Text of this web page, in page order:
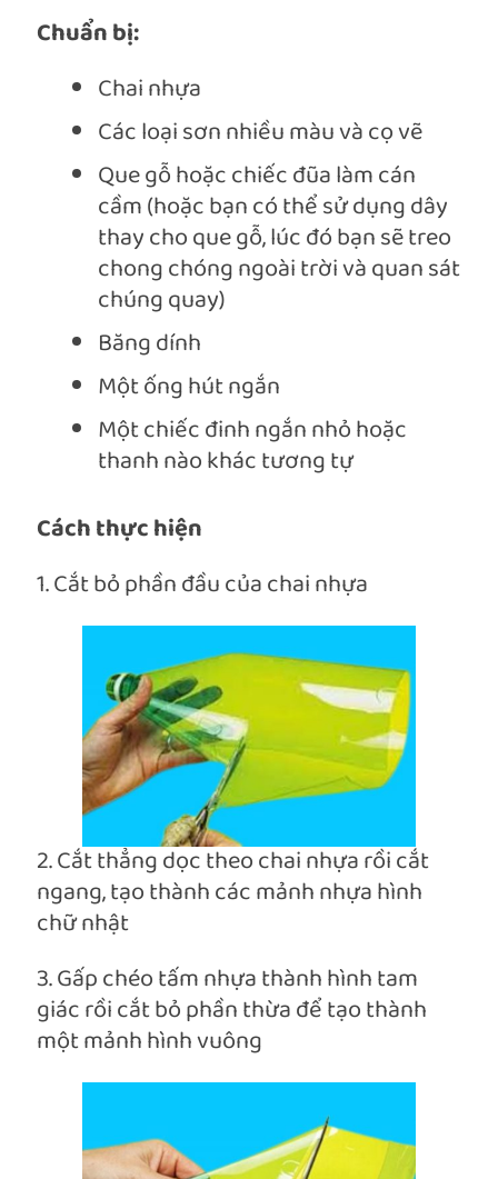
Chuẩn bị:
Chai nhựa
Các loại sơn nhiều màu và cọ vẽ
Que gỗ hoặc chiếc đũa làm cán
cầm (hoặc bạn có thể sử dụng dây
thay cho que gỗ, lúc đó bạn sẽ treo
chong chóng ngoài trời và quan sát
chúng quay)
Băng dính
Một ống hút ngắn
Một chiếc đinh ngắn nhỏ hoặc
thanh nào khác tương tự
Cách thực hiện
1. Cắt bỏ phần đầu của chai nhựa
2. Cắt thẳng dọc theo chai nhựa rồi cắt
ngang, tạo thành các mảnh nhựa hình
chữ nhật
3. Gấp chéo tấm nhựa thành hình tam
giác rồi cắt bỏ phần thừa để tạo thành
một mảnh hình vuông